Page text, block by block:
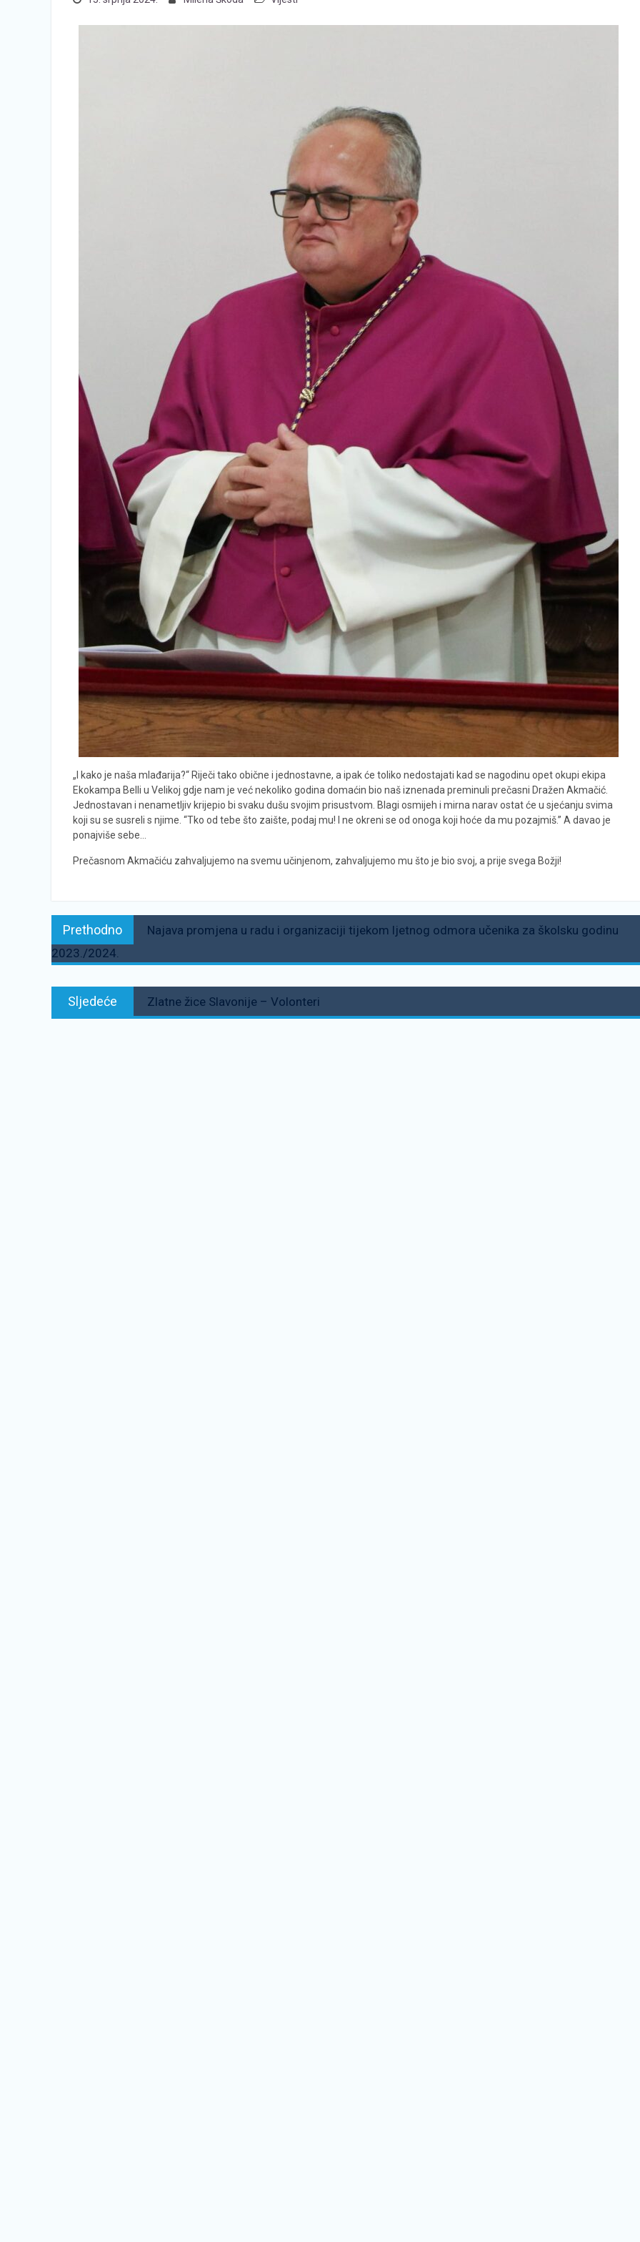
„I kako je naša mlađarija?“ Riječi tako obične i jednostavne, a ipak će toliko nedostajati kad se nagodinu opet okupi ekipa
Ekokampa Belli u Velikoj gdje nam je već nekoliko godina domaćin bio naš iznenada preminuli prečasni Dražen Akmačić.
Jednostavan i nenametljiv krijepio bi svaku dušu svojim prisustvom. Blagi osmijeh i mirna narav ostat će u sjećanju svima
koji su se susreli s njime. “Tko od tebe što zaište, podaj mu! I ne okreni se od onoga koji hoće da mu pozajmiš.” A davao je
ponajviše sebe…
Prečasnom Akmačiću zahvaljujemo na svemu učinjenom, zahvaljujemo mu što je bio svoj, a prije svega Božji!
Navigacija
objava
Prethodno
Najava promjena u radu i organizaciji tijekom ljetnog odmora učenika za školsku godinu
2023./2024.
Sljedeće Sljedeće:
Zlatne žice Slavonije – Volonteri